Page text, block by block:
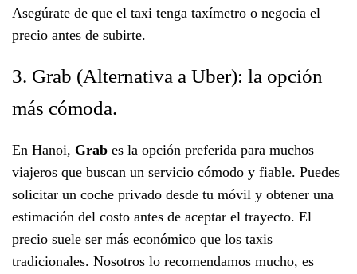
Asegúrate de que el taxi tenga taxímetro o negocia el
precio antes de subirte.
3. Grab (Alternativa a Uber): la opción
más cómoda.
En Hanoi, Grab es la opción preferida para muchos
viajeros que buscan un servicio cómodo y fiable. Puedes
solicitar un coche privado desde tu móvil y obtener una
estimación del costo antes de aceptar el trayecto. El
precio suele ser más económico que los taxis
tradicionales. Nosotros lo recomendamos mucho, es